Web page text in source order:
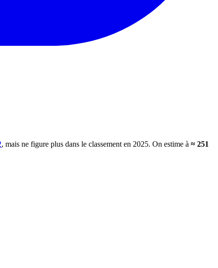
, mais ne figure plus dans le classement en 2025. On estime à ≈ 251